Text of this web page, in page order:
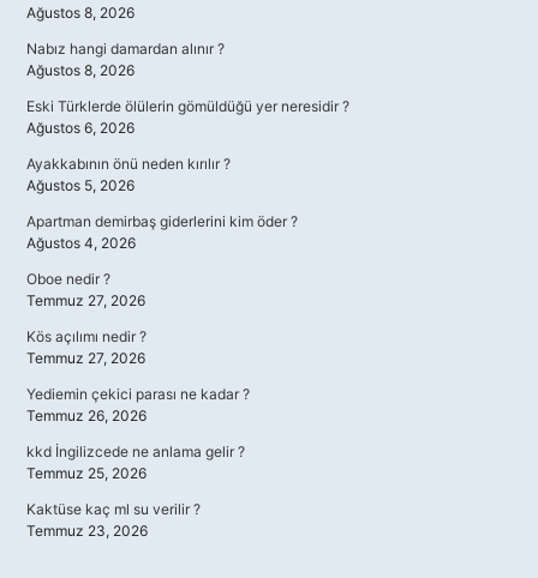
Ağustos 8, 2026
Nabız hangi damardan alınır ?
Ağustos 8, 2026
Eski Türklerde ölülerin gömüldüğü yer neresidir ?
Ağustos 6, 2026
Ayakkabının önü neden kırılır ?
Ağustos 5, 2026
Apartman demirbaş giderlerini kim öder ?
Ağustos 4, 2026
Oboe nedir ?
Temmuz 27, 2026
Kös açılımı nedir ?
Temmuz 27, 2026
Yediemin çekici parası ne kadar ?
Temmuz 26, 2026
kkd İngilizcede ne anlama gelir ?
Temmuz 25, 2026
Kaktüse kaç ml su verilir ?
Temmuz 23, 2026